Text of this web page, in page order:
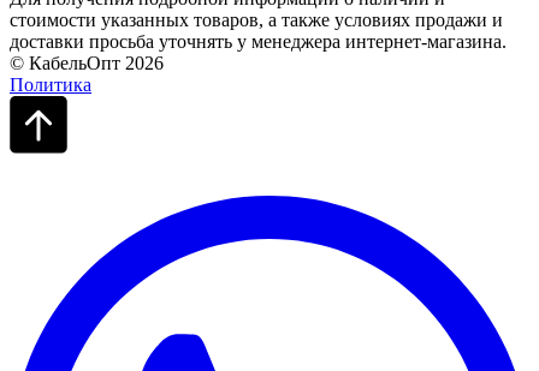
стоимости указанных товаров, а также условиях продажи и
доставки просьба уточнять у менеджера интернет-магазина.
© КабельОпт 2026
Политика